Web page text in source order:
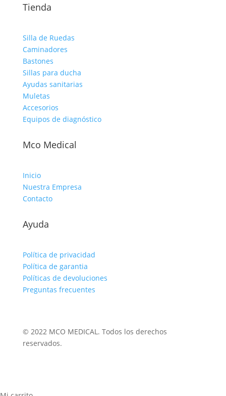
Tienda
Silla de Ruedas
Caminadores
Bastones
Sillas para ducha
Ayudas sanitarias
Muletas
Accesorios
Equipos de diagnóstico
Mco Medical
Inicio
Nuestra Empresa
Contacto
Ayuda
Política de privacidad
Política de garantia
Políticas de devoluciones
Preguntas frecuentes
© 2022 MCO MEDICAL. Todos los derechos
reservados.